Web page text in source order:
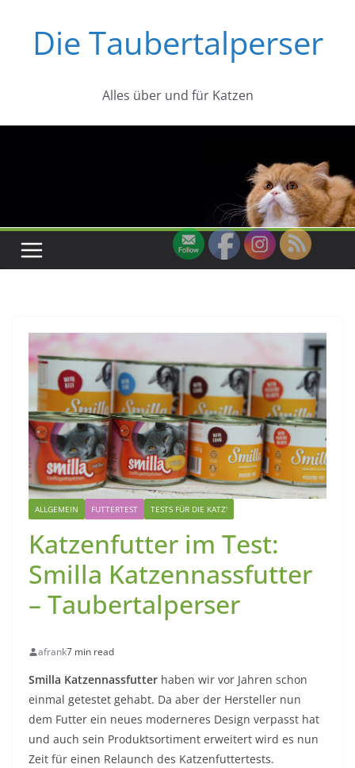
springenDie Taubertalperser
Alles über und für Katzen
ALLGEMEIN FUTTERTEST TESTS FÜR DIE KATZ'
Katzenfutter im Test:
Smilla Katzennassfutter
– Taubertalperser
afrank7 min read
Smilla Katzennassfutter haben wir vor Jahren schon
einmal getestet gehabt. Da aber der Hersteller nun
dem Futter ein neues moderneres Design verpasst hat
und auch sein Produktsortiment erweitert wird es nun
Zeit für einen Relaunch des Katzenfuttertests.